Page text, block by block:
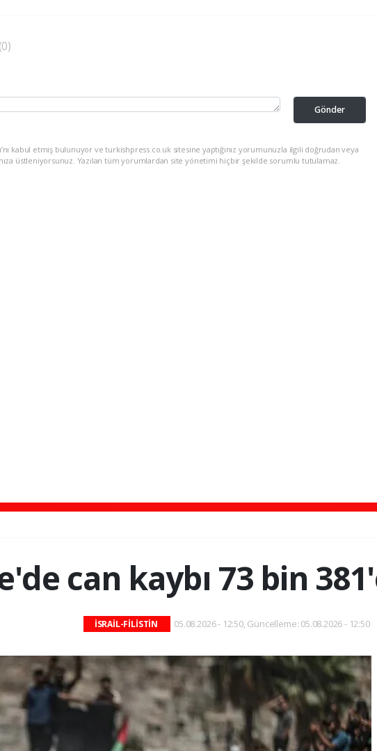
(0)
Gönder
kabul etmiş bulunuyor ve turkishpress.co.uk sitesine yaptığınız yorumunuzla ilgili doğrudan veya
üstleniyorsunuz. Yazılan tüm yorumlardan site yönetimi hiçbir şekilde sorumlu tutulamaz.
can kaybı 73 bin
İSRAİL-FİLİSTİN 05.08.2026 - 12:50, Güncelleme: 05.08.2026 - 12:50